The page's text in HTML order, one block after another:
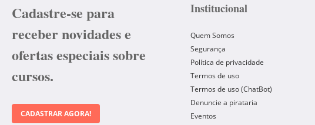
Cadastre-se para
receber novidades e
ofertas especiais sobre
cursos.
CADASTRAR AGORA!
Institucional
Quem Somos
Segurança
Política de privacidade
Termos de uso
Termos de uso (ChatBot)
Denuncie a pirataria
Eventos